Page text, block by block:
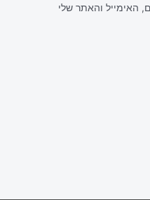
האימייל והאתר שלי